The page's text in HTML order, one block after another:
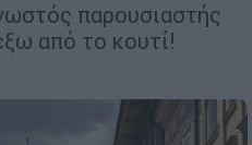
παρουσιαστής
από το κουτί!